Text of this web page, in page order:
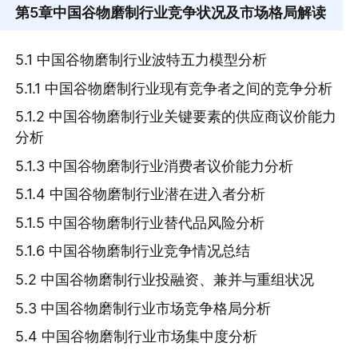
第5章中国谷物磨制行业竞争状况及市场格局解读
5.1 中国谷物磨制行业波特五力模型分析
5.1.1 中国谷物磨制行业现有竞争者之间的竞争分析
5.1.2 中国谷物磨制行业关键要素的供应商议价能力
分析
5.1.3 中国谷物磨制行业消费者议价能力分析
5.1.4 中国谷物磨制行业潜在进入者分析
5.1.5 中国谷物磨制行业替代品风险分析
5.1.6 中国谷物磨制行业竞争情况总结
5.2 中国谷物磨制行业投融资、兼并与重组状况
5.3 中国谷物磨制行业市场竞争格局分析
5.4 中国谷物磨制行业市场集中度分析